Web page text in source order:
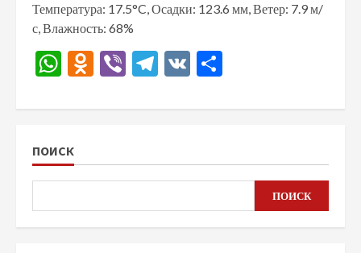
Температура: 17.5°C, Осадки: 123.6 мм, Ветер: 7.9 м/
с, Влажность: 68%
WhatsApp
Odnoklassniki
ViberTelegram
VK
ПОИСК
ПОИСК